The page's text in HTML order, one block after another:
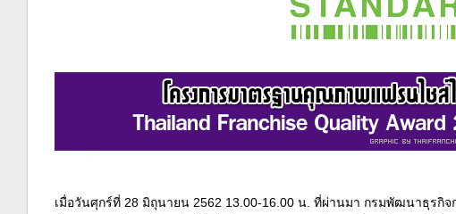
เมื่อวันศุกร์ที่ 28 มิถุนายน 2562 13.00-16.00 น. ที่ผ่านมา กรมพัฒนาธุรกิ